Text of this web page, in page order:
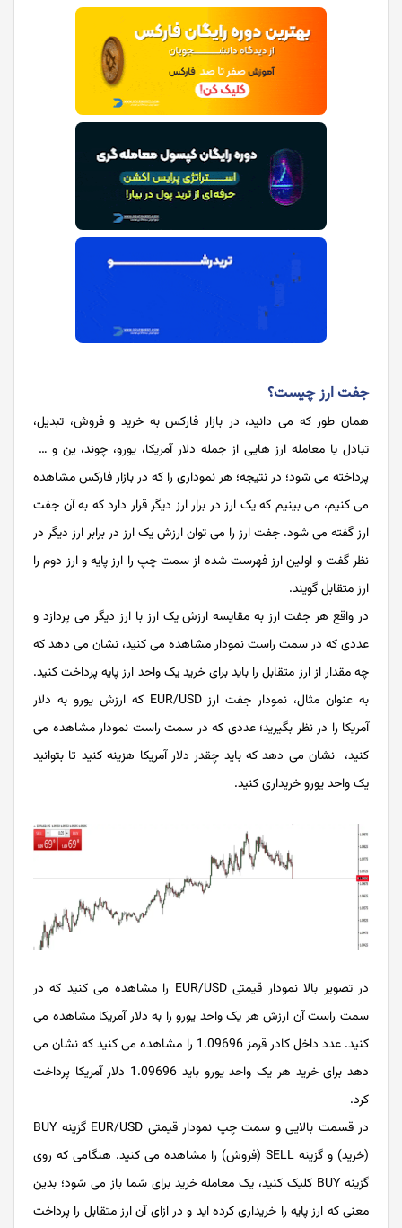
جفت ارز چیست؟
همان طور که می دانید، در بازار فارکس به خرید و فروش، تبدیل،
تبادل یا معامله ارز هایی از جمله دلار آمریکا، یورو، چوند، ین و …
پرداخته می‌ شود؛ در نتیجه؛ هر نموداری را که در بازار فارکس مشاهده
می کنیم، می بینیم که یک ارز در برار ارز دیگر قرار دارد که به آن جفت
ارز گفته می شود. جفت ارز را می توان ارزش یک ارز در برابر ارز دیگر در
نظر گفت و اولین ارز فهرست شده از سمت چپ را ارز پایه و ارز دوم را
ارز متقابل گویند.
در واقع هر جفت ارز به مقایسه ارزش یک ارز با ارز دیگر می پردازد و
عددی که در سمت راست نمودار مشاهده می کنید، نشان می دهد که
چه مقدار از ارز متقابل را باید برای خرید یک واحد ارز پایه پرداخت کنید.
به عنوان مثال، نمودار جفت ارز EUR/USD که ارزش یورو به دلار
آمریکا را در نظر بگیرید؛ عددی که در سمت راست نمودار مشاهده می
کنید، نشان می دهد که باید چقدر دلار آمریکا هزینه کنید تا بتوانید
یک واحد یورو خریداری کنید.
در تصویر بالا نمودار قیمتی EUR/USD را مشاهده می کنید که در
سمت راست آن ارزش هر یک واحد یورو را به دلار آمریکا مشاهده می
کنید. عدد داخل کادر قرمز 1.09696 را مشاهده می کنید که نشان می
دهد برای خرید هر یک واحد یورو باید 1.09696 دلار آمریکا پرداخت
کرد.
در قسمت بالایی و سمت چپ نمودار قیمتی EUR/USD گزینه BUY
(خرید) و گزینه SELL (فروش) را مشاهده می کنید. هنگامی که روی
گزینه BUY کلیک کنید، یک معامله خرید برای شما باز می شود؛ بدین
معنی که ارز پایه را خریداری کرده اید و در ازای آن ارز متقابل را پرداخت